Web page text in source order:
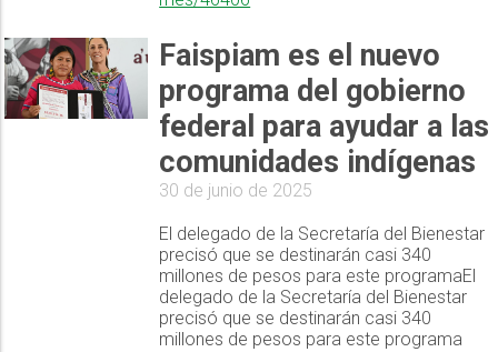
Faispiam es el nuevo
programa del gobierno
federal para ayudar a las
comunidades indígenas
30 de junio de 2025
El delegado de la Secretaría del Bienestar
precisó que se destinarán casi 340
millones de pesos para este programaEl
delegado de la Secretaría del Bienestar
precisó que se destinarán casi 340
millones de pesos para este programa